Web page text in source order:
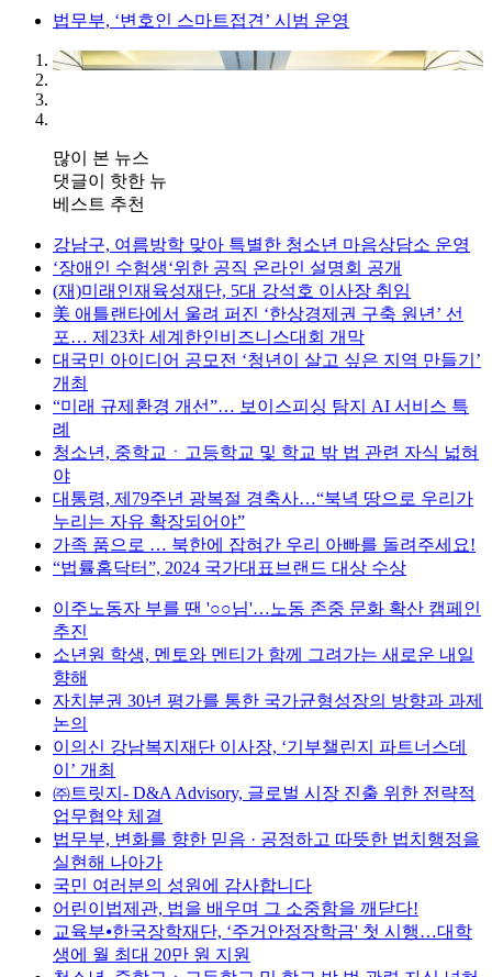
법무부, ‘변호인 스마트접견’ 시범 운영
많이 본 뉴스
댓글이 핫한 뉴
베스트 추천
강남구, 여름방학 맞아 특별한 청소년 마음상담소 운영
‘장애인 수험생‘위한 공직 온라인 설명회 공개
(재)미래인재육성재단, 5대 강석호 이사장 취임
美 애틀랜타에서 울려 퍼진 ‘한상경제권 구축 원년’ 선
포… 제23차 세계한인비즈니스대회 개막
대국민 아이디어 공모전 ‘청년이 살고 싶은 지역 만들기’
개최
“미래 규제환경 개선”… 보이스피싱 탐지 AI 서비스 특
례
청소년, 중학교ㆍ고등학교 및 학교 밖 법 관련 자식 넓혀
야
대통령, 제79주년 광복절 경축사…“북녁 땅으로 우리가
누리는 자유 확장되어야”
가족 품으로 … 북한에 잡혀간 우리 아빠를 돌려주세요!
“법률홈닥터”, 2024 국가대표브랜드 대상 수상
이주노동자 부를 땐 '○○님'…노동 존중 문화 확산 캠페인
추진
소년원 학생, 멘토와 멘티가 함께 그려가는 새로운 내일
향해
자치분권 30년 평가를 통한 국가균형성장의 방향과 과제
논의
이의신 강남복지재단 이사장, ‘기부챌린지 파트너스데
이’ 개최
㈜트릿지- D&A Advisory, 글로벌 시장 진출 위한 전략적
업무협약 체결
법무부, 변화를 향한 믿음 · 공정하고 따뜻한 법치행정을
실현해 나아가
국민 여러분의 성원에 감사합니다
어린이법제관, 법을 배우며 그 소중함을 깨닫다!
교육부⦁한국장학재단, ‘주거안정장학금' 첫 시행…대학
생에 월 최대 20만 원 지원